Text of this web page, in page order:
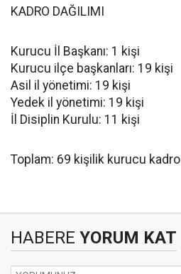
KADRO DAĞILIMI
Kurucu İl Başkanı: 1 kişi
Kurucu ilçe başkanları: 19 kişi
Asil il yönetimi: 19 kişi
Yedek il yönetimi: 19 kişi
İl Disiplin Kurulu: 11 kişi
Toplam: 69 kişilik kurucu kadro
HABERE YORUM KAT